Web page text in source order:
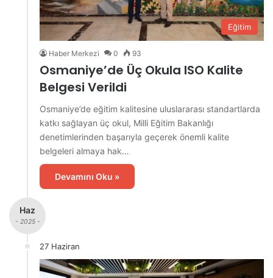
Eğitim
Haber Merkezi 0 93
Osmaniye’de Üç Okula ISO Kalite
Belgesi Verildi
Osmaniye’de eğitim kalitesine uluslararası standartlarda
katkı sağlayan üç okul, Milli Eğitim Bakanlığı
denetimlerinden başarıyla geçerek önemli kalite
belgeleri almaya hak…
Devamını Oku »
Haz
- 2025 -
27 Haziran